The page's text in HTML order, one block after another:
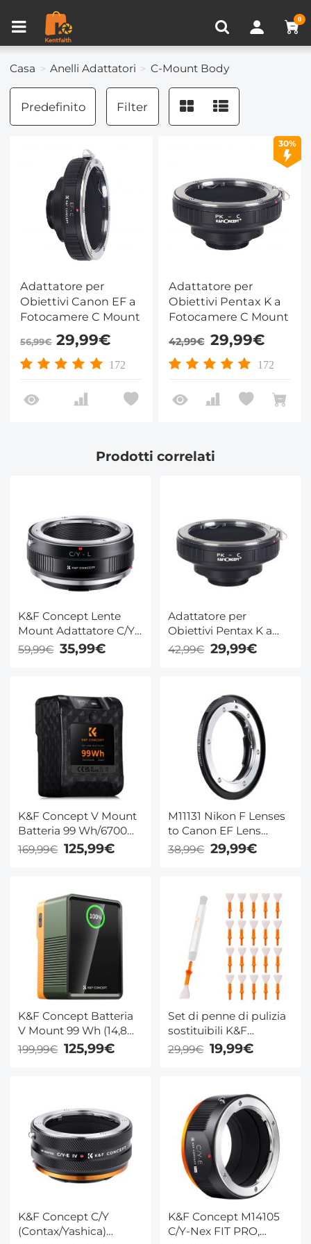
0
Casa Anelli Adattatori C-Mount Body
Predefinito Filter
Adattatore per
Obiettivi Canon EF a
Fotocamere C Mount
56,99€29,99€
172
30%
Adattatore per
Obiettivi Pentax K a
Fotocamere C Mount
42,99€ 29,99€
172
Prodotti correlati
K&F Concept Lente
Mount Adattatore C/Y-
L Manuale Fuoco:
Compatibile con
con Yashica (C/Y) Lente
a L Mount Corpo
Fotocamera
59,99€ 35,99€
Adattatore per
Obiettivi Pentax K a
Fotocamere C Mount
42,99€ 29,99€
K&F Concept V Mount
Batteria 99 Wh/6700
mAh/14,8 V
Coadiuvante 65W
C/D-TAP/USB-A/USB-
C/BP,Schermo OLED,
Viaggio/Fotocamera/Smartphone
169,99€ 125,99€
M11131 Nikon F Lenses
to Canon EF Lens
Mount K&F Concept
Adapter
38,99€ 29,99€
K&F Concept Batteria
V Mount 99 Wh (14,8
V/6700 mAh) PD100W
videocamera,
videocamera, luce,
monitor V99 Pro
199,99€ 125,99€
Set di penne di pulizia
sostituibili K&F
Concept, stick di
29,99€ 19,99€
K&F Concept C/Y
(Contax/Yashica)
K&F Concept M14105
C/Y-Nex FIT PRO,